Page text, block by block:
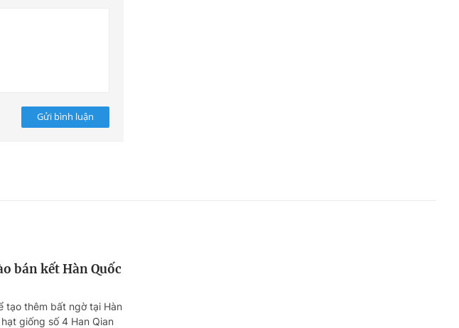
Gửi bình luận
bán kết Hàn Quốc
tạo thêm bất ngờ tại Hàn
giống số 4 Han Qian